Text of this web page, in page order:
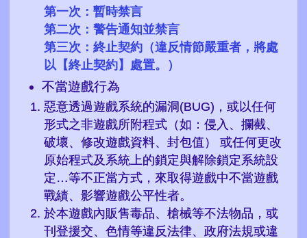
第一次：暫時禁言
第二次：警告通知並禁言
第三次：終止契約（違反情節嚴重者，將處
以【終止契約】處置。）
不當遊戲行為
惡意透過遊戲系統的漏洞(BUG)，或以任何
形式之非遊戲所附程式（如：侵入、攔截、
破壞、修改遊戲資料、封包值） 或任何更改
原始程式及系統上的鎖定與解除鎖定系統設
定…等不正當方式，來取得遊戲中不當遊戲
戰績、影響遊戲公平性者。
於本遊戲內販售毒品、槍械等不法物品，或
刊登援交、色情等違反法律、政府法規或違